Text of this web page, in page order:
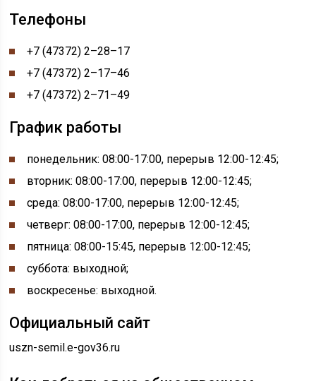
Телефоны
+7 (47372) 2–28–17
+7 (47372) 2–17–46
+7 (47372) 2–71–49
График работы
понедельник: 08:00-17:00, перерыв 12:00-12:45;
вторник: 08:00-17:00, перерыв 12:00-12:45;
среда: 08:00-17:00, перерыв 12:00-12:45;
четверг: 08:00-17:00, перерыв 12:00-12:45;
пятница: 08:00-15:45, перерыв 12:00-12:45;
суббота: выходной;
воскресенье: выходной.
Официальный сайт
uszn-semil.e-gov36.ru